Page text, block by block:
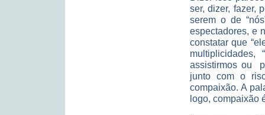
ser, dizer, fazer,
serem o de
espectadores, e
constatar que
assistirmos ou
junto com o
compaixão. A
logo, compaixão